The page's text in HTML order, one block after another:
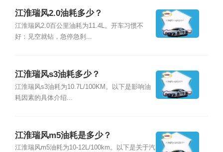
江淮瑞风2.0油耗多少？
江淮瑞风2.0百公里油耗为11.4L。开车习惯不
好：见空就钻，急停急刹...
江淮瑞风s3油耗多少？
江淮瑞风s3油耗为10.7L/100KM。以下是影响油
耗因素的具体介绍...
江淮瑞风m5油耗是多少？
江淮瑞风m5油耗为10-12L/100km。以下是关于汽